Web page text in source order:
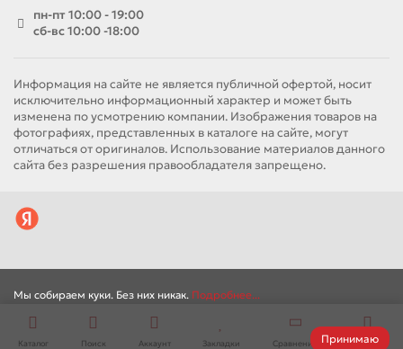
Мы собираем куки. Без них никак. Подробнее...
Принимаю
пн-пт 10:00 - 19:00
сб-вс 10:00 -18:00
Информация на сайте не является публичной офертой, носит
исключительно информационный характер и может быть
изменена по усмотрению компании. Изображения товаров на
фотографиях, представленных в каталоге на сайте, могут
отличаться от оригиналов. Использование материалов данного
сайта без разрешения правообладателя запрещено.
Каталог Поиск Аккаунт Закладки Сравнение Корзина